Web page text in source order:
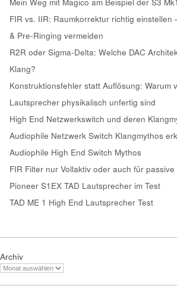
Mein Weg mit Magico am Beispiel der S3 Mk1
FIR vs. IIR: Raumkorrektur richtig einstellen
& Pre-Ringing vermeiden
R2R oder Sigma-Delta: Welche DAC
Klang?
Konstruktionsfehler statt Auflösung: Warum
Lautsprecher physikalisch unfertig sind
High End Netzwerkswitch und deren
Audiophile Netzwerk Switch Klangmythos
Audiophile High End Switch Mythos
FIR Filter nur Vollaktiv oder auch für
Pioneer S1EX TAD Lautsprecher im Test
TAD ME 1 High End Lautsprecher Test
Archiv